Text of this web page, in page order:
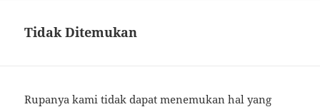
Tidak Ditemukan
Rupanya kami tidak dapat menemukan hal yang